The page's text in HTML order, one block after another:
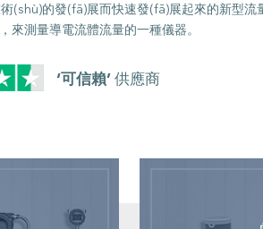
的發(fā)展而快速發(fā)展起來的新型流
測量導電流體流量的一種儀器。
‘可信賴’ 供應商